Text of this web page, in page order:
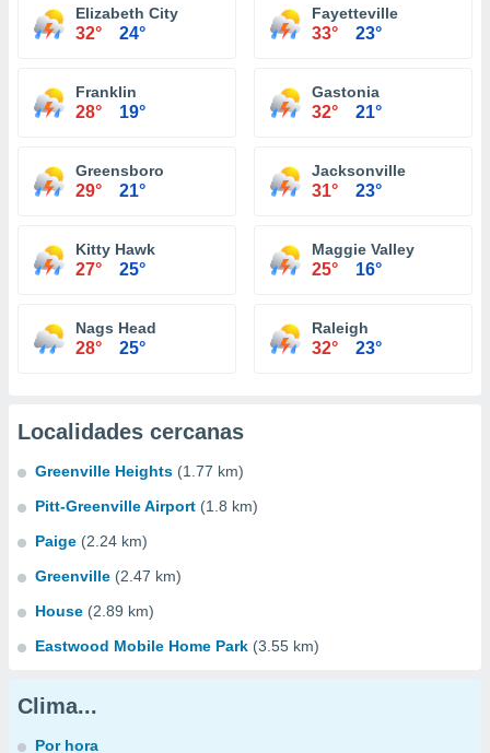
Elizabeth City
32° 24°
Fayetteville
33° 23°
Franklin
28° 19°
Gastonia
32° 21°
Greensboro
29° 21°
Jacksonville
31° 23°
Kitty Hawk
27° 25°
Maggie Valley
25° 16°
Nags Head
28° 25°
Raleigh
32° 23°
Localidades cercanas
Greenville Heights (1.77 km)
Pitt-Greenville Airport (1.8 km)
Paige (2.24 km)
Greenville (2.47 km)
House (2.89 km)
Eastwood Mobile Home Park (3.55 km)
Clima...
Por hora